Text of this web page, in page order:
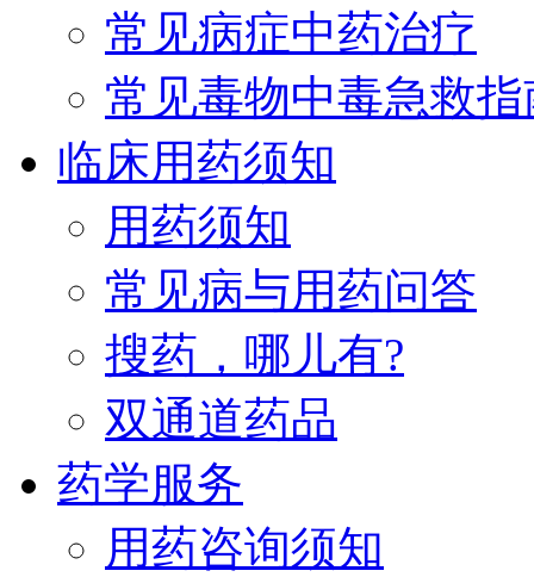
常见病症中药治疗
常见毒物中毒急救指
临床用药须知
用药须知
常见病与用药问答
搜药，哪儿有?
双通道药品
药学服务
用药咨询须知